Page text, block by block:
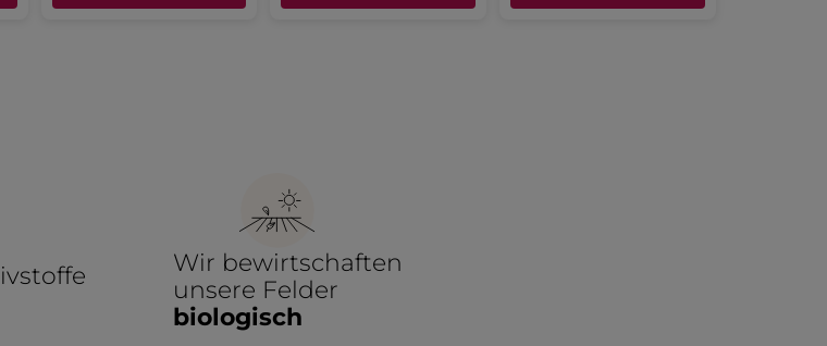
Wir bewirtschaften
unsere Felder
biologisch